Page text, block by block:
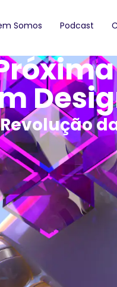
Somos Podcast